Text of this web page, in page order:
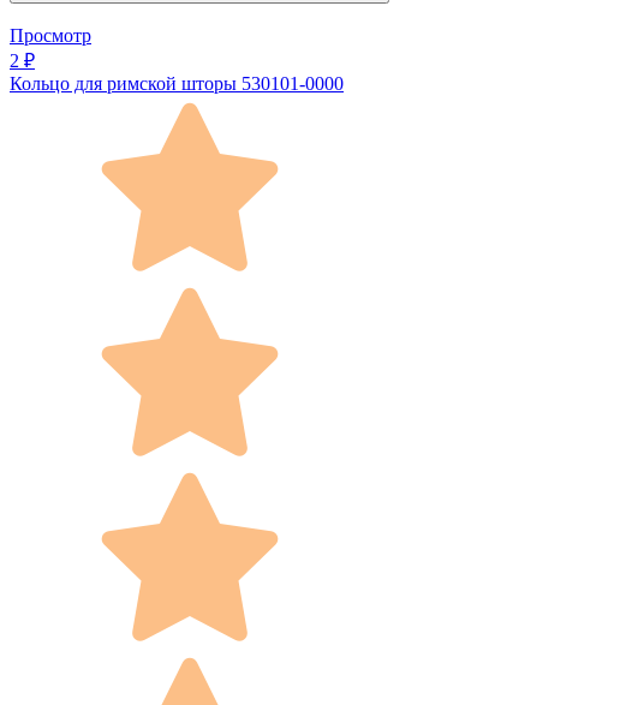
Просмотр
2 ₽
Кольцо для римской шторы 530101-0000